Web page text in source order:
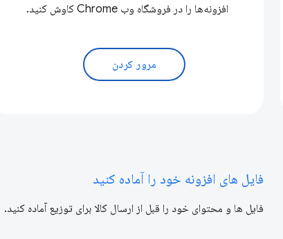
افزونه‌ها را در فروشگاه وب Chrome کاوش کنید.
مرور کردن
فایل های افزونه خود را آماده کنید
فایل ها و محتوای خود را قبل از ارسال کالا برای توزیع آماده کنید.